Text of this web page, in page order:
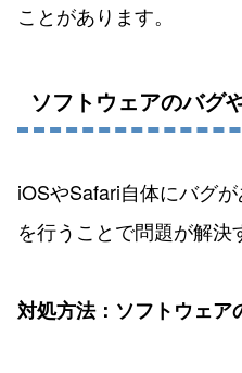
ことがあります。
ソフトウェアのバグ
iOSやSafari自体にバグ
を行うことで問題が解決
対処方法：ソフトウェア